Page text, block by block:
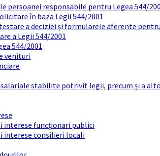
persoanei responsabile pentru Legea 544/
în baza Legii 544/2001
a deciziei și formularele aferente
a Legii 544/2001
544/2001
venituri
stabilite potrivit legii, precum și a
interese funcționari publici
interese consilieri locali